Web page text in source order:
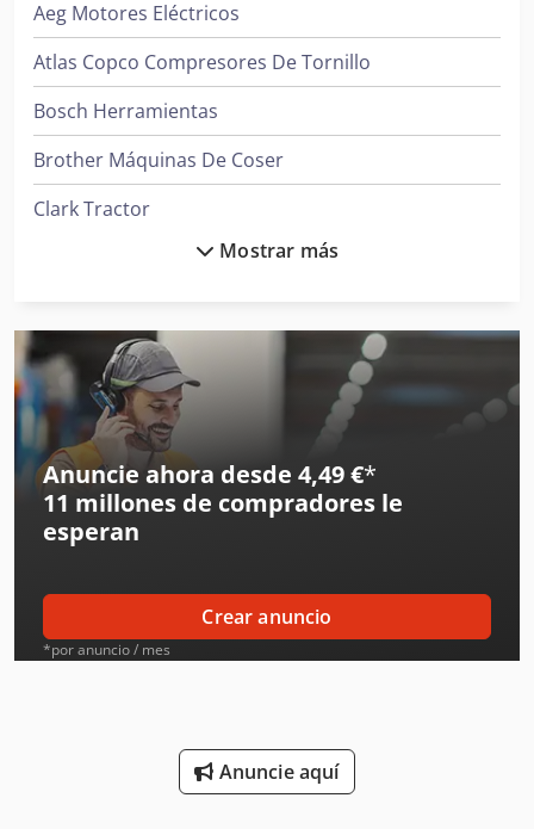
Aeg Motores Eléctricos
Atlas Copco Compresores De Tornillo
Bosch Herramientas
Brother Máquinas De Coser
Clark Tractor
Daikin Aires Acondicionados
Hp Impresoras
Hp Impresoras 3D
Ingersoll Rand Compresores
Ingersoll Rand Herramientas
Juki Máquinas De Coser
Kverneland Arado
Liebherr Grúas
Mbo Plegadoras
Mostrar más
Anuncie ahora desde 4,49 €*
11 millones de compradores le
esperan
Crear anuncio
*por anuncio / mes
Anuncie aquí